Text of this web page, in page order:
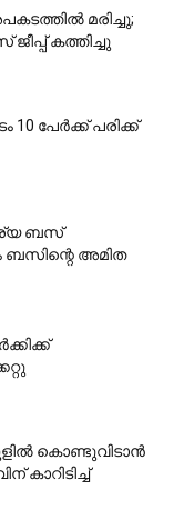
മരിച്ചു;
ജീപ്പ് കത്തിച്ചു
പേർക്ക് പരിക്ക്
ബസ്
അമിത
കൊണ്ടുവിടാൻ
കാറിടിച്ച്